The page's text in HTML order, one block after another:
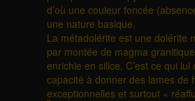
d’où une couleur foncée
une nature basique.
La métadolérite est une dolérite
par montée de magma
enrichie en silice. C’est ce qui
capacité à donner des lames de
exceptionnelles et surtout «